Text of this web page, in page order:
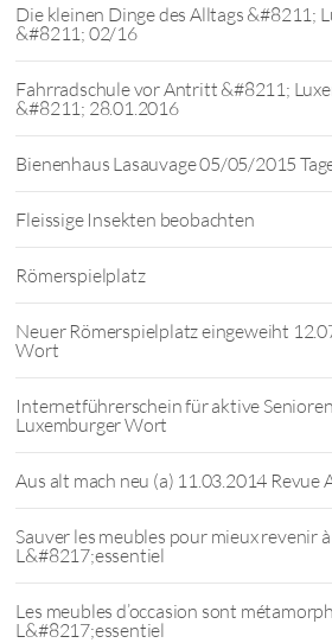
Die kleinen Dinge des Alltags &#8211;
&#8211; 02/16
Fahrradschule vor Antritt &#8211;
&#8211; 28.01.2016
Bienenhaus Lasauvage 05/05/2015
Fleissige Insekten beobachten
Römerspielplatz
Neuer Römerspielplatz eingeweiht
Wort
Internetführerschein für aktive
Luxemburger Wort
Aus alt mach neu (a) 11.03.2014 Revue
Sauver les meubles pour mieux revenir
L&#8217;essentiel
Les meubles d’occasion sont
L&#8217;essentiel